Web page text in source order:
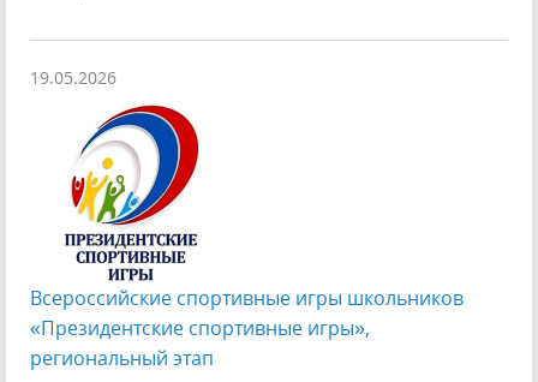
19.05.2026
Всероссийские спортивные игры школьников
«Президентские спортивные игры»,
региональный этап